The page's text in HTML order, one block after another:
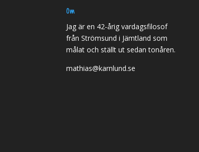
Om
Jag är en 42-årig vardagsfilosof
från Strömsund i Jämtland som
målat och ställt ut sedan tonåren.
mathias@karnlund.se